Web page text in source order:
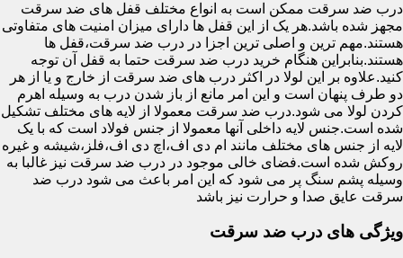
درب ضد سرقت ممکن است به انواع مختلف قفل های ضد سرقت
مجهز شده باشد.هر یک از این قفل ها دارای میزان امنیت های متفاوتی
هستند.مهم ترین و اصلی ترین اجزا در درب ضد سرقت،قفل ها
هستند.بنابراین هنگام خرید درب ضد سرقت حتما به قفل آن توجه
کنید.علاوه بر این لولا در اکثر درب های ضد سرقت از خارج و یا از هر
دو طرف پنهان است و این امر مانع از باز شدن درب به وسیله اهرم
کردن لولا می شود.درب ضد سرقت معمولا از لایه های مختلف تشکیل
شده است.جنس لایه داخلی آنها معمولا از جنس فولاد است که با یک
لایه از جنس های مختلف مانند ام دی اف،اچ دی اف،فلز،شیشه و غیره
روکش شده است.فضای خالی موجود در درب ضد سرقت نیز غالبا به
وسیله پشم سنگ پر می شود که این امر باعث می شود درب ضد
سرقت عایق صدا و حرارت نیز باشد
ویژگی های درب ضد سرقت